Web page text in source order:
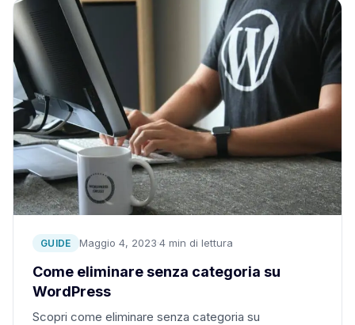
GUIDE Maggio 4, 2023·4 min di lettura
Come eliminare senza categoria su
WordPress
Scopri come eliminare senza categoria su